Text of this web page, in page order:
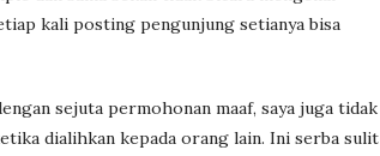
kali posting pengunjung setianya bisa
sejuta permohonan maaf, saya juga tidak
dialihkan kepada orang lain. Ini serba sulit